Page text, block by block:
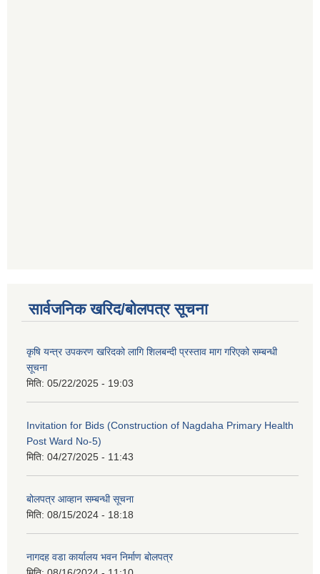
सार्वजनिक खरिद/बोलपत्र सूचना
कृषि यन्त्र उपकरण खरिदको लागि शिलबन्दी प्रस्ताव माग गरिएको सम्बन्धी
सूचना
मिति: 05/22/2025 - 19:03
Invitation for Bids (Construction of Nagdaha Primary Health
Post Ward No-5)
मिति: 04/27/2025 - 11:43
बोलपत्र आव्हान सम्बन्धी सूचना
मिति: 08/15/2024 - 18:18
नागदह वडा कार्यालय भवन निर्माण बोलपत्र